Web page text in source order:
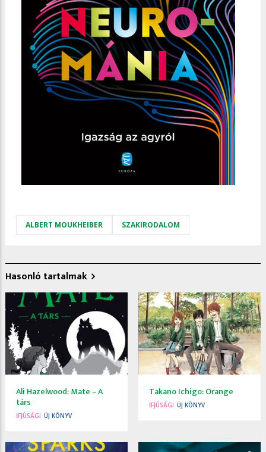
ALBERT MOUKHEIBER SZAKIRODALOM
Hasonló tartalmak
Ali Hazelwood: Mate ​– A
társ
IFJÚSÁGI ÚJ KÖNYV
Takano Ichigo: Orange
IFJÚSÁGI ÚJ KÖNYV